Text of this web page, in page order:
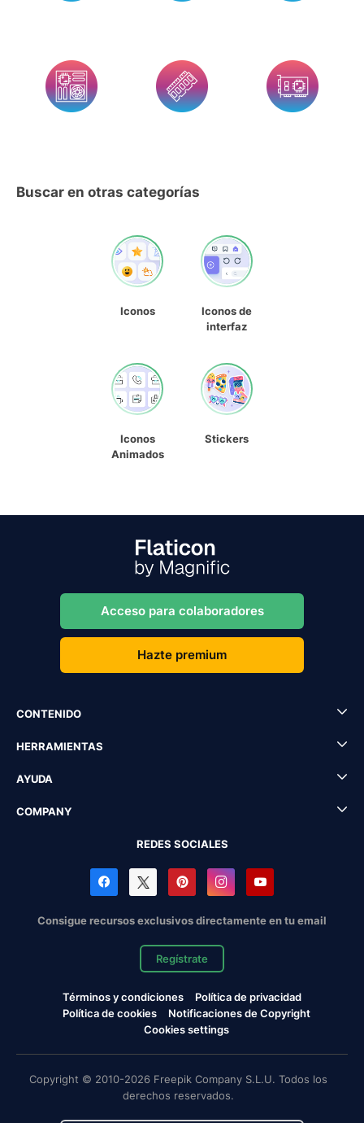
Buscar en otras categorías
Iconos
Iconos de
interfaz
Iconos
Animados
Stickers
Acceso para colaboradores
Hazte premium
CONTENIDO
HERRAMIENTAS
AYUDA
COMPANY
REDES SOCIALES
Consigue recursos exclusivos directamente en tu email
Regístrate
Términos y condiciones
Política de privacidad
Política de cookies
Notificaciones de Copyright
Cookies settings
Copyright © 2010-2026 Freepik Company S.L.U. Todos los
derechos reservados.